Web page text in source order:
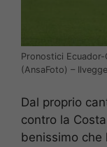
Pronostici
(AnsaFoto) –
Dal proprio
contro la
benissimo